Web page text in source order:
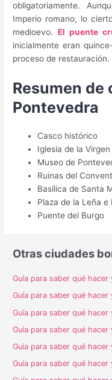
obligatoriamente.
Imperio romano, lo
medioevo. El puente
inicialmente eran
proceso de restauración.
Resumen de
Pontevedra
Casco histórico
Iglesia de la
Museo de
Ruinas del
Basílica de Santa
Plaza de la Leña
Puente del Burgo
Otras ciudades
Guía para saber qué
Guía para saber qué
Guía para saber qué hacer
Guía para saber qué
Guía para saber qué hacer
Guía para saber qué hacer